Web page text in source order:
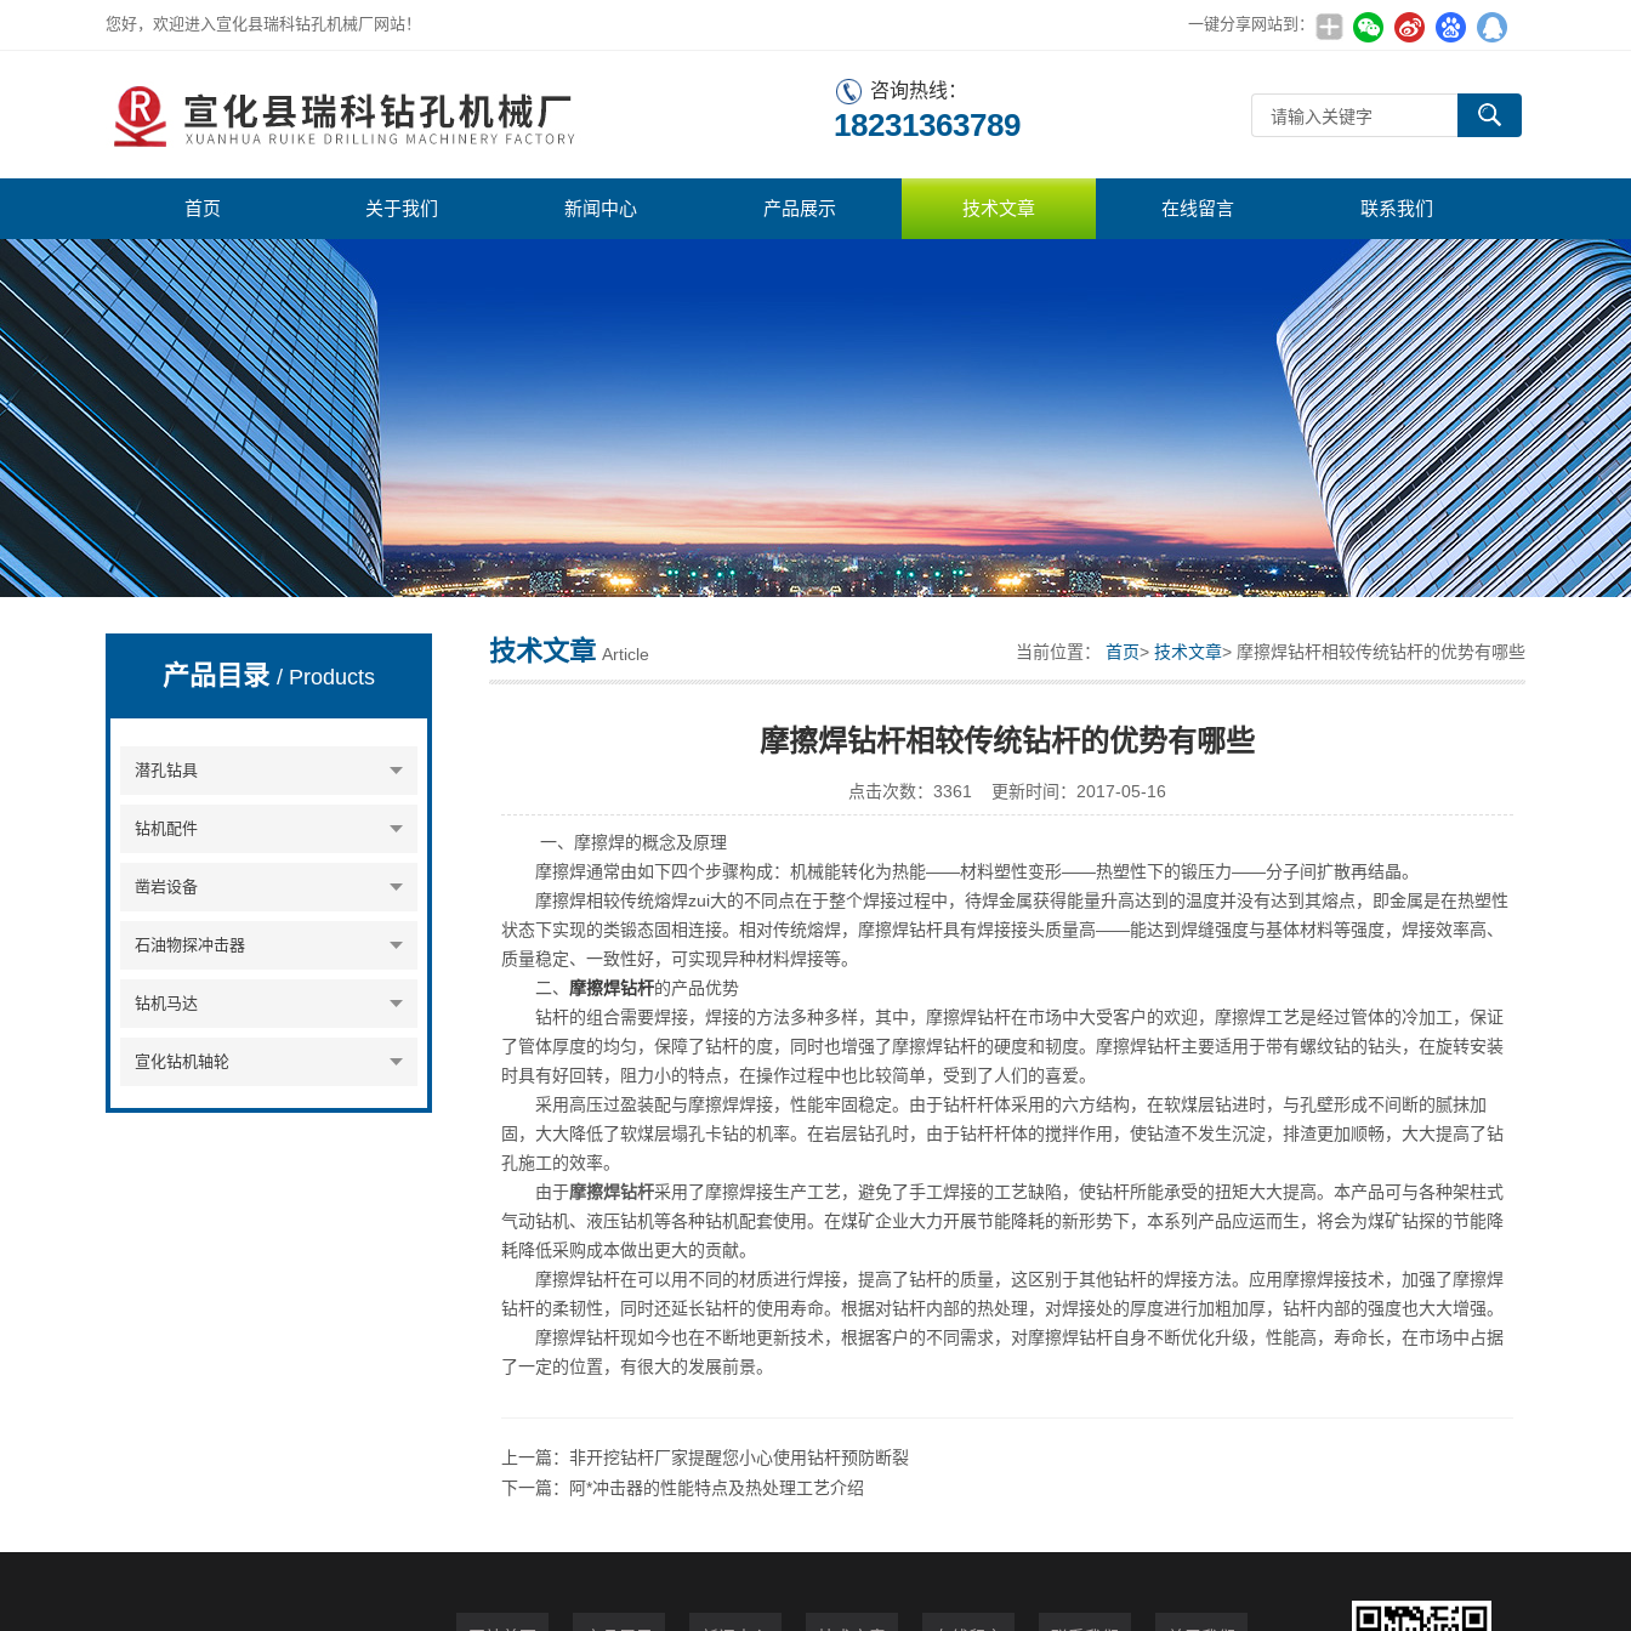
您好，欢迎进入宣化县瑞科钻孔机械厂网站！ 一键分享网站到：
宣化县瑞科钻孔机械厂
咨询热线：
18231363789
首页 关于我们 新闻中心 产品展示 技术文章 在线留言 联系我们
产品目录/ Products
潜孔钻具
钻机配件
凿岩设备
石油物探冲击器
钻机马达
宣化钻机轴轮
技术文章 Article 当前位置： 首页> 技术文章> 摩擦焊钻杆相较传统钻杆的优势有哪些
摩擦焊钻杆相较传统钻杆的优势有哪些
点击次数：3361 更新时间：2017-05-16
一、摩擦焊的概念及原理
摩擦焊通常由如下四个步骤构成：机械能转化为热能——材料塑性变形——热塑性下的锻压力——分子间扩散再结晶。
摩擦焊相较传统熔焊zui大的不同点在于整个焊接过程中，待焊金属获得能量升高达到的温度并没有达到其熔点，即金属是在热塑性
状态下实现的类锻态固相连接。相对传统熔焊，摩擦焊钻杆具有焊接接头质量高——能达到焊缝强度与基体材料等强度，焊接效率高、
质量稳定、一致性好，可实现异种材料焊接等。
二、 摩擦焊钻杆的产品优势
钻杆的组合需要焊接，焊接的方法多种多样，其中，摩擦焊钻杆在市场中大受客户的欢迎，摩擦焊工艺是经过管体的冷加工，保证
了管体厚度的均匀，保障了钻杆的度，同时也增强了摩擦焊钻杆的硬度和韧度。摩擦焊钻杆主要适用于带有螺纹钻的钻头，在旋转安装
时具有好回转，阻力小的特点，在操作过程中也比较简单，受到了人们的喜爱。
采用高压过盈装配与摩擦焊焊接，性能牢固稳定。由于钻杆杆体采用的六方结构，在软煤层钻进时，与孔壁形成不间断的腻抹加
固，大大降低了软煤层塌孔卡钻的机率。在岩层钻孔时，由于钻杆杆体的搅拌作用，使钻渣不发生沉淀，排渣更加顺畅，大大提高了钻
孔施工的效率。
由于摩擦焊钻杆采用了摩擦焊接生产工艺，避免了手工焊接的工艺缺陷，使钻杆所能承受的扭矩大大提高。本产品可与各种架柱式
气动钻机、液压钻机等各种钻机配套使用。在煤矿企业大力开展节能降耗的新形势下，本系列产品应运而生，将会为煤矿钻探的节能降
耗降低采购成本做出更大的贡献。
摩擦焊钻杆在可以用不同的材质进行焊接，提高了钻杆的质量，这区别于其他钻杆的焊接方法。应用摩擦焊接技术，加强了摩擦焊
钻杆的柔韧性，同时还延长钻杆的使用寿命。根据对钻杆内部的热处理，对焊接处的厚度进行加粗加厚，钻杆内部的强度也大大增强。
摩擦焊钻杆现如今也在不断地更新技术，根据客户的不同需求，对摩擦焊钻杆自身不断优化升级，性能高，寿命长，在市场中占据
了一定的位置，有很大的发展前景。
上一篇： 非开挖钻杆厂家提醒您小心使用钻杆预防断裂
下一篇：
阿*冲击器的性能特点及热处理工艺介绍